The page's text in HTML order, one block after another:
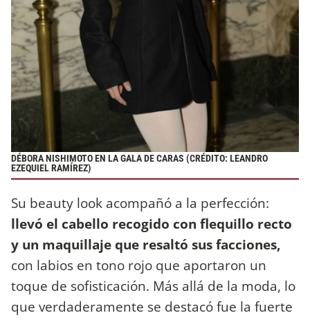
DÉBORA NISHIMOTO EN LA GALA DE CARAS (CRÉDITO: LEANDRO
EZEQUIEL RAMÍREZ)
Su beauty look acompañó a la perfección:
llevó el cabello recogido con flequillo recto
y un maquillaje que resaltó sus facciones,
con labios en tono rojo que aportaron un
toque de sofisticación. Más allá de la moda, lo
que verdaderamente se destacó fue la fuerte